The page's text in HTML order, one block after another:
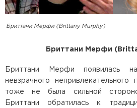
Бриттани Мерфи (Brittany Murphy)
Бриттани Мерфи
Бриттани Мерфи появилась
невзрачного непривлекательного
тоже не была сильной
Бриттани обратилась к